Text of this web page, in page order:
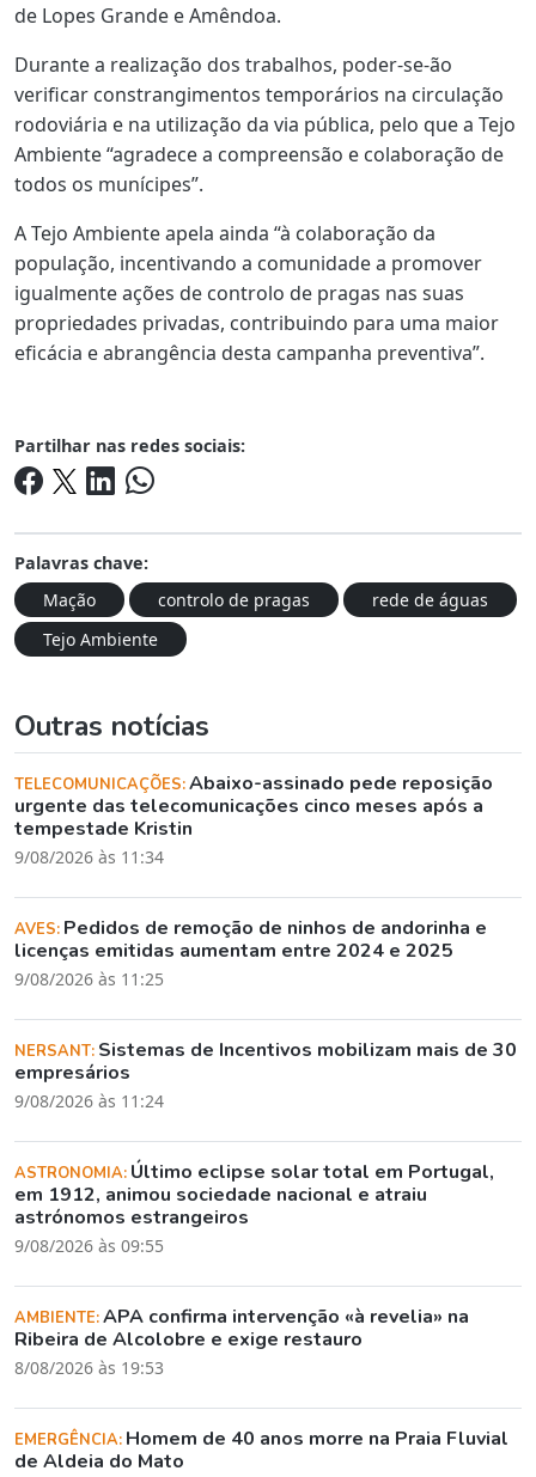
de Lopes Grande e Amêndoa.
Durante a realização dos trabalhos, poder-se-ão
verificar constrangimentos temporários na circulação
rodoviária e na utilização da via pública, pelo que a Tejo
Ambiente “agradece a compreensão e colaboração de
todos os munícipes”.
A Tejo Ambiente apela ainda “à colaboração da
população, incentivando a comunidade a promover
igualmente ações de controlo de pragas nas suas
propriedades privadas, contribuindo para uma maior
eficácia e abrangência desta campanha preventiva”.
Partilhar nas redes sociais:
Palavras chave:
Mação
controlo de pragas
rede de águas
Tejo Ambiente
Outras notícias
TELECOMUNICAÇÕES:Abaixo-assinado pede reposição
urgente das telecomunicações cinco meses após a
tempestade Kristin
9/08/2026 às 11:34
AVES: Pedidos de remoção de ninhos de andorinha e
licenças emitidas aumentam entre 2024 e 2025
9/08/2026 às 11:25
NERSANT: Sistemas de Incentivos mobilizam mais de 30
empresários
9/08/2026 às 11:24
ASTRONOMIA: Último eclipse solar total em Portugal,
em 1912, animou sociedade nacional e atraiu
astrónomos estrangeiros
9/08/2026 às 09:55
AMBIENTE:APA confirma intervenção «à revelia» na
Ribeira de Alcolobre e exige restauro
8/08/2026 às 19:53
EMERGÊNCIA: Homem de 40 anos morre na Praia Fluvial
de Aldeia do Mato